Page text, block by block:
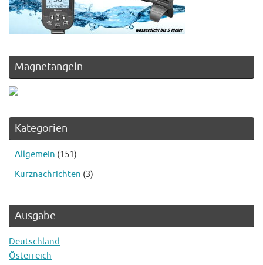
Magnetangeln
Kategorien
Allgemein (151)
Kurznachrichten (3)
Ausgabe
Deutschland
Österreich